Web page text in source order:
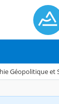
Géopolitique et